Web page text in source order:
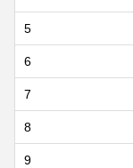
5
6
7
8
9